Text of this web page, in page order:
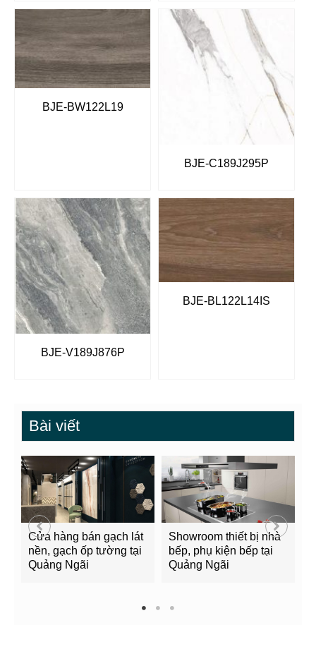
BJE-BW122L19
BJE-C189J295P
BJE-V189J876P
BJE-BL122L14IS
Bài viết
Cửa hàng bán gạch lát
nền, gạch ốp tường tại
Quảng Ngãi
Showroom thiết bị nhà
bếp, phụ kiện bếp tại
Quảng Ngãi
1 2 3